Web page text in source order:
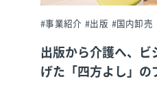
#事業紹介 #出版 #国内卸売
出版から介護へ、
げた「四方よし」の